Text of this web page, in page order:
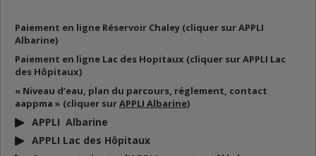
Paiement en ligne Réservoir Chaley (cliquer sur APPLI
Albarine)
Paiement en ligne Lac des Hopitaux (cliquer sur APPLI Lac
des Hôpitaux)
« Niveau d’eau, plan du parcours, réglement, contact
aappma » (cliquer surAPPLI Albarine)
APPLI Albarine
APPLI Lac des Hôpitaux